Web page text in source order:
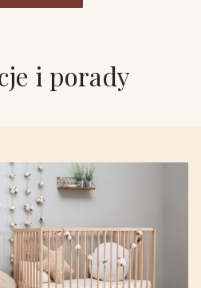
i porady